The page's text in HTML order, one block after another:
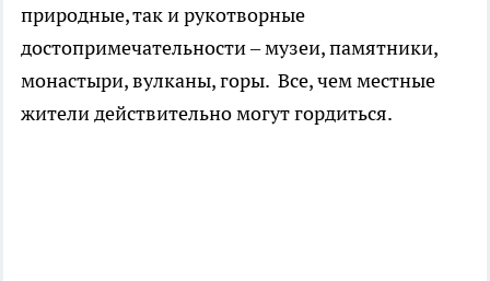
природные, так и рукотворные
достопримечательности – музеи, памятники,
монастыри, вулканы, горы. Все, чем местные
жители действительно могут гордиться.